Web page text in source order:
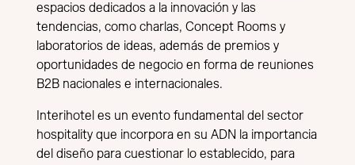
espacios dedicados a la innovación y las
tendencias, como charlas, Concept Rooms y
laboratorios de ideas, además de premios y
oportunidades de negocio en forma de reuniones
B2B nacionales e internacionales.
Interihotel es un evento fundamental del sector
hospitality que incorpora en su ADN la importancia
del diseño para cuestionar lo establecido, para